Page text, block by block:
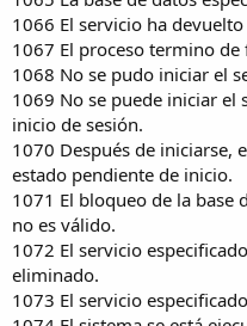
1066 El servicio ha
1067 El proceso termino de
1068 No se pudo iniciar el
1069 No se puede iniciar el
inicio de sesión.
1070 Después de iniciarse,
estado pendiente de inicio.
1071 El bloqueo de la base
no es válido.
1072 El servicio
eliminado.
1073 El servicio